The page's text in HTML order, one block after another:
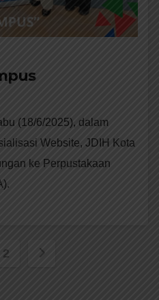
(18/6/2025), dalam
Website, JDIH Kota
ke Perpustakaan
2